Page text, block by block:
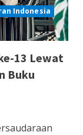
Indonesia
13 Lewat
Buku